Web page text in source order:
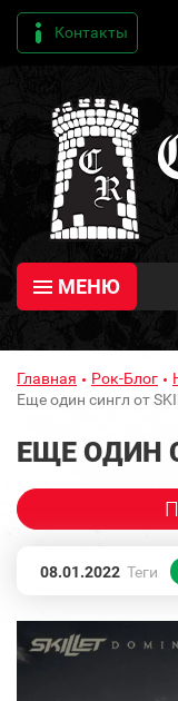
Контакты
МЕНЮ
Главная Рок-Блог
Еще один сингл от
ЕЩЕ ОДИН
08.01.2022 Теги